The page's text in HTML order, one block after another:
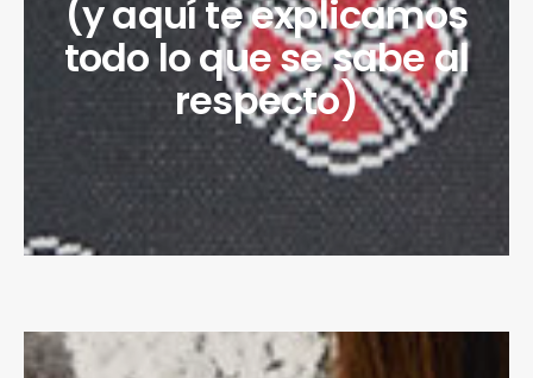
(y aquí te explicamos
todo lo que se sabe al
respecto)